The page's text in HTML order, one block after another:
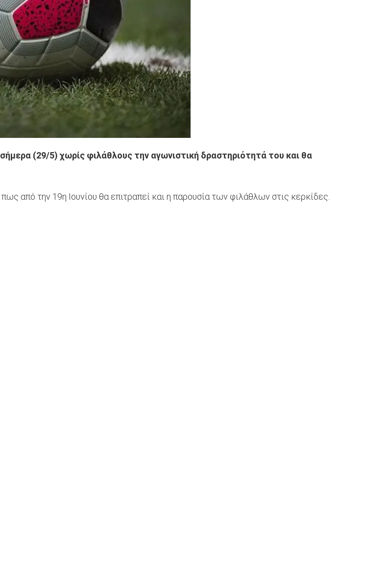
(29/5) χωρίς φιλάθλους την αγωνιστική δραστηριότητά του και θα
από την 19η Ιουνίου θα επιτραπεί και η παρουσία των φιλάθλων στις κερκίδες.